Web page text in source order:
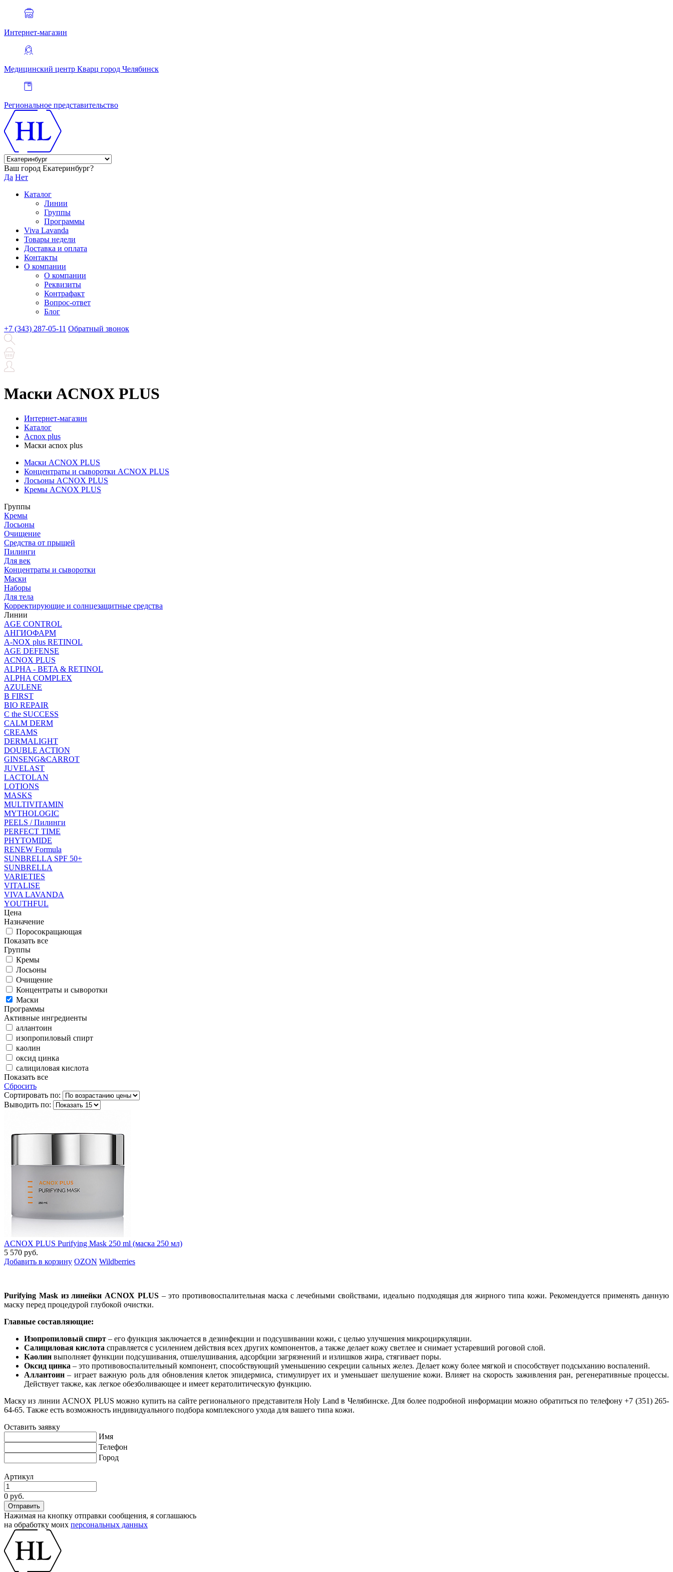
Интернет-магазин
Медицинский центр Кварц город Челябинск
Региональное представительство
Ваш город Екатеринбург?
Да Нет
Каталог
Линии
Группы
Программы
Viva Lavanda
Товары недели
Доставка и оплата
Контакты
О компании
О компании
Реквизиты
Контрафакт
Вопрос-ответ
Блог
+7 (343) 287-05-11 Обратный звонок
Маски ACNOX PLUS
Интернет-магазин
Каталог
Acnox plus
Маски acnox plus
Маски ACNOX PLUS
Концентраты и сыворотки ACNOX PLUS
Лосьоны ACNOX PLUS
Кремы ACNOX PLUS
Группы
Кремы
Лосьоны
Очищение
Средства от прыщей
Пилинги
Для век
Концентраты и сыворотки
Маски
Наборы
Для тела
Корректирующие и солнцезащитные средства
Линии
AGE CONTROL
АНГИОФАРМ
A-NOX plus RETINOL
AGE DEFENSE
ACNOX PLUS
ALPHA - BETA & RETINOL
ALPHA COMPLEX
AZULENE
B FIRST
BIO REPAIR
C the SUCCESS
CALM DERM
CREAMS
DERMALIGHT
DOUBLE ACTION
GINSENG&CARROT
JUVELAST
LACTOLAN
LOTIONS
MASKS
MULTIVITAMIN
MYTHOLOGIC
PEELS / Пилинги
PERFECT TIME
PHYTOMIDE
RENEW Formula
SUNBRELLA SPF 50+
SUNBRELLA
VARIETIES
VITALISE
VIVA LAVANDA
YOUTHFUL
Цена
Назначение
Поросокращающая
Показать все
Группы
Кремы
Лосьоны
Очищение
Концентраты и сыворотки
Маски
Программы
Активные ингредиенты
аллантоин
изопропиловый спирт
каолин
оксид цинка
салициловая кислота
Показать все
Сбросить
Сортировать по:
Выводить по:
ACNOX PLUS Purifying Mask 250 ml (маска 250 мл)
5 570 руб.
Добавить в корзину OZON Wildberries
Purifying Mask из линейки ACNOX PLUS– это противовоспалительная маска с лечебными свойствами, идеально подходящая для жирного типа кожи. Рекомендуется применять данную
маску перед процедурой глубокой очистки.
Главные составляющие:
Изопропиловый спирт – его функция заключается в дезинфекции и подсушивании кожи, с целью улучшения микроциркуляции.
Салициловая кислота справляется с усилением действия всех других компонентов, а также делает кожу светлее и снимает устаревший роговой слой.
Каолин выполняет функции подсушивания, отшелушивания, адсорбции загрязнений и излишков жира, стягивает поры.
Оксид цинка – это противовоспалительный компонент, способствующий уменьшению секреции сальных желез. Делает кожу более мягкой и способствует подсыханию воспалений.
Аллантоин – играет важную роль для обновления клеток эпидермиса, стимулирует их и уменьшает шелушение кожи. Влияет на скорость заживления ран, регенеративные процессы.
Действует также, как легкое обезболивающее и имеет кератолитическую функцию.
Маску из линии ACNOX PLUS можно купить на сайте регионального представителя Holy Land в Челябинске. Для более подробной информации можно обратиться по телефону +7 (351) 265-
64-65. Также есть возможность индивидуального подбора комплексного ухода для вашего типа кожи.
Оставить заявку
Имя
Телефон
Город
Артикул
0 руб.
Нажимая на кнопку отправки сообщения, я соглашаюсь
на обработку моих персональных данных